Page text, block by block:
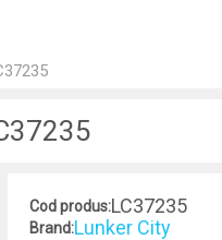
Cod produs:LC37235
Brand:Lunker City